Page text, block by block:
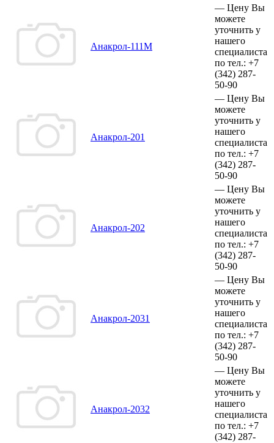
Анакрол-111М
— Цену Вы
можете
уточнить у
нашего
специалиста
по тел.: +7
(342) 287-
50-90
Анакрол-201
— Цену Вы
можете
уточнить у
нашего
специалиста
по тел.: +7
(342) 287-
50-90
Анакрол-202
— Цену Вы
можете
уточнить у
нашего
специалиста
по тел.: +7
(342) 287-
50-90
Анакрол-2031
— Цену Вы
можете
уточнить у
нашего
специалиста
по тел.: +7
(342) 287-
50-90
Анакрол-2032
— Цену Вы
можете
уточнить у
нашего
специалиста
по тел.: +7
(342) 287-